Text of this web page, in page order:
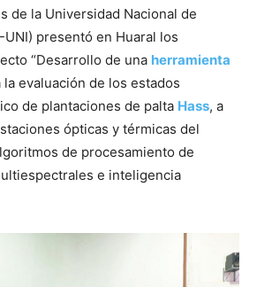
de la Universidad Nacional de
UNI) presentó en Huaral los
“Desarrollo de una herramienta
evaluación de los estados
de plantaciones de palta Hass, a
ópticas y térmicas del
de procesamiento de
e inteligencia